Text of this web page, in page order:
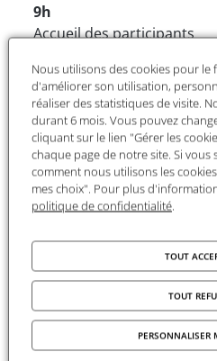
9h
Accueil des participants
9h20
Ouverture des journées
directeur d’EHIC - UR
Interactions Culturelles
9h50
Isabelle TAILLANDIER,
d’un projet de société,
10h20
Émilie CHAMONARD,
Lucian Freud (1922-2011)
10h50
Pause café
Nous utilisons des cookies pour
d'améliorer son utilisation,
réaliser des statistiques de visite.
durant 6 mois. Vous pouvez
cliquant sur le lien "Gérer les
chaque page de notre site. Si
comment nous utilisons les
mes choix". Pour plus
politique de confidentialité.
TOUT
TOUT
PERSONNALISER